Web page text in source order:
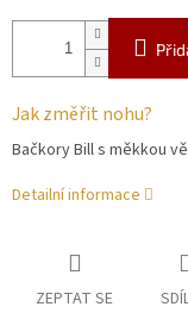
Jak změřit nohu?
Bačkory Bill s měkkou
Detailní informace
ZEPTAT SE